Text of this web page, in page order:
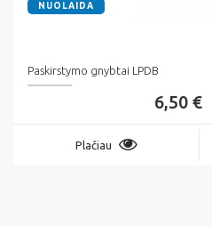
NUOLAIDA
Paskirstymo gnybtai LPDB
6,50 €
Plačiau